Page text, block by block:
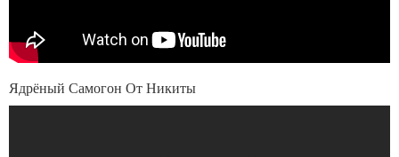
Ядрёный Самогон От Никиты